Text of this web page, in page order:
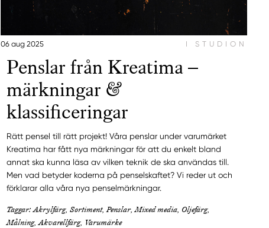
06 aug 2025 I STUDION
Penslar från Kreatima –
märkningar &
klassificeringar
Rätt pensel till rätt projekt! Våra penslar under varumärket
Kreatima har fått nya märkningar för att du enkelt bland
annat ska kunna läsa av vilken teknik de ska användas till.
Men vad betyder koderna på penselskaftet? Vi reder ut och
förklarar alla våra nya penselmärkningar.
Taggar: Akrylfärg, Sortiment, Penslar, Mixed media, Oljefärg,
Målning, Akvarellfärg, Varumärke